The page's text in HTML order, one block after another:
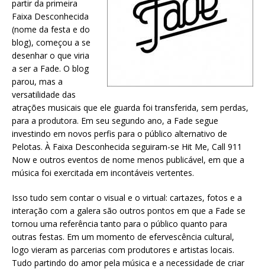
partir da primeira
Faixa Desconhecida
(nome da festa e do
blog), começou a se
desenhar o que viria
a ser a Fade. O blog
parou, mas a
versatilidade das
atrações musicais que ele guarda foi transferida, sem perdas,
para a produtora. Em seu segundo ano, a Fade segue
investindo em novos perfis para o público alternativo de
Pelotas. À Faixa Desconhecida seguiram-se Hit Me, Call 911
Now e outros eventos de nome menos publicável, em que a
música foi exercitada em incontáveis vertentes.
Isso tudo sem contar o visual e o virtual: cartazes, fotos e a
interação com a galera são outros pontos em que a Fade se
tornou uma referência tanto para o público quanto para
outras festas. Em um momento de efervescência cultural,
logo vieram as parcerias com produtores e artistas locais.
Tudo partindo do amor pela música e a necessidade de criar